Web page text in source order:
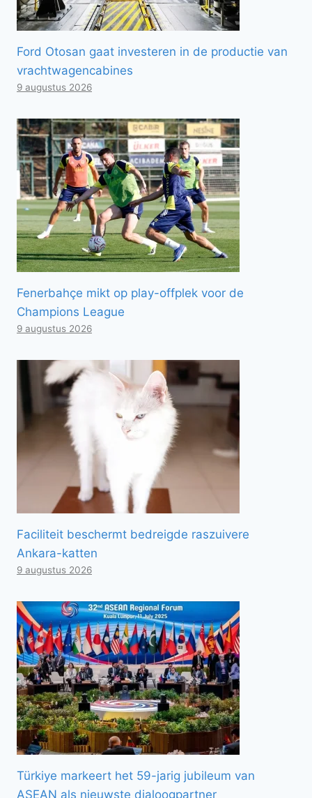
Ford Otosan gaat investeren in de productie van
vrachtwagencabines
9 augustus 2026
Fenerbahçe mikt op play-offplek voor de
Champions League
9 augustus 2026
Faciliteit beschermt bedreigde raszuivere
Ankara-katten
9 augustus 2026
Türkiye markeert het 59-jarig jubileum van
ASEAN als nieuwste dialoogpartner